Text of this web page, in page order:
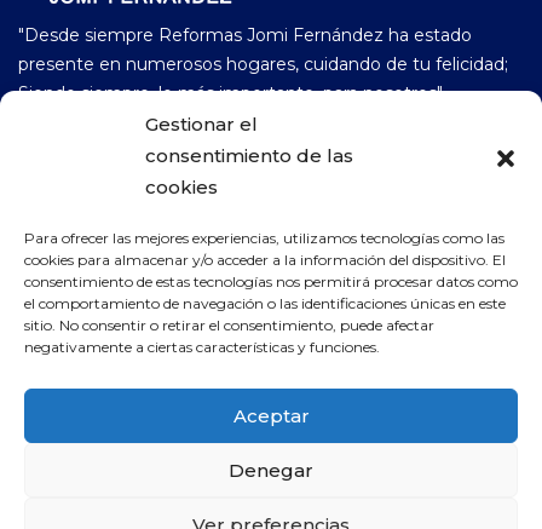
Gestionar el
consentimiento de las
cookies
Para ofrecer las mejores experiencias, utilizamos tecnologías como las
cookies para almacenar y/o acceder a la información del dispositivo. El
consentimiento de estas tecnologías nos permitirá procesar datos como
el comportamiento de navegación o las identificaciones únicas en este
sitio. No consentir o retirar el consentimiento, puede afectar
negativamente a ciertas características y funciones.
Aceptar
Denegar
Ver preferencias
"Desde siempre Reformas Jomi Fernández ha estado
presente en numerosos hogares, cuidando de tu felicidad;
Siendo siempre, lo más importante, para nosotros".
CONTACTO
reformas_jomifernandez@hotmail.com
Copyright © Reformas Jomi Fernández | Todos los Derechos